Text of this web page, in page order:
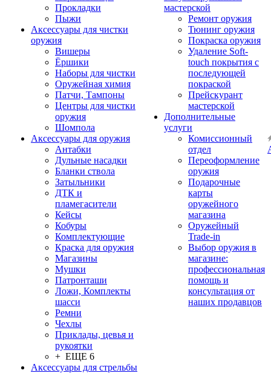
Прокладки
Пыжи
Аксессуары для чистки
оружия
Вишеры
Ёршики
Наборы для чистки
Оружейная химия
Патчи, Тампоны
Центры для чистки
оружия
Шомпола
Аксессуары для оружия
Антабки
Дульные насадки
Бланки ствола
Затыльники
ДТК и
пламегасители
Кейсы
Кобуры
Комплектующие
Краска для оружия
Магазины
Мушки
Патронташи
Ложи, Комплекты
шасси
Ремни
Чехлы
Приклады, цевья и
рукоятки
+ ЕЩЕ 6
Аксессуары для стрельбы
мастерской
Ремонт оружия
Тюнинг оружия
Покраска оружия
Удаление Soft-
touch покрытия с
последующей
покраской
Прейскурант
мастерской
Дополнительные
услуги
Комиссионный
отдел
Переоформление
оружия
Подарочные
карты
оружейного
магазина
Оружейный
Trade-in
Выбор оружия в
магазине:
профессиональная
помощь и
консультация от
наших продавцов